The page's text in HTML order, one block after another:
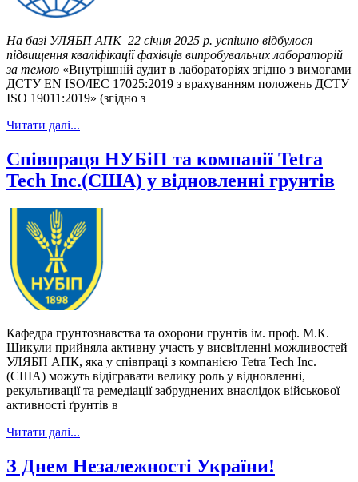
На базі УЛЯБП АПК 22 січня 2025 р. успішно відбулося
підвищення кваліфікації фахівців випробувальних лабораторій
за темою «Внутрішній аудит в лабораторіях згідно з вимогами
ДСТУ EN ISO/IEC 17025:2019 з врахуванням положень ДСТУ
ISO 19011:2019» (згідно з
Читати далі...
Співпраця НУБіП та компанії Tetra
Tech Inc.(США) у відновленні грунтів
Кафедра грунтознавства та охорони грунтів ім. проф. М.К.
Шикули прийняла активну участь у висвітленні можливостей
УЛЯБП АПК, яка у співпраці з компанією Tetra Tech Inc.
(США) можуть відігравати велику роль у відновленні,
рекультивації та ремедіації забруднених внаслідок військової
активності ґрунтів в
Читати далі...
З Днем Незалежності України!